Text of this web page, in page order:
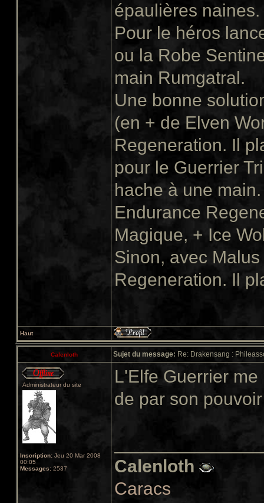
épaulières naines.
Pour le héros
ou la Robe
main Rumgatral.
Une bonne
(en + de Elven
Regeneration. Il
pour le Guerrier
hache à une
Endurance
Magique, + Ice
Sinon, avec
Regeneration. Il
Haut
Calenloth Sujet du message: Re: Drakensang :
Administrateur du site
Inscription: Jeu 20 Mar 2008
00:05
Messages: 2537
L'Elfe Guerrier
de par son
Calenloth
Caracs